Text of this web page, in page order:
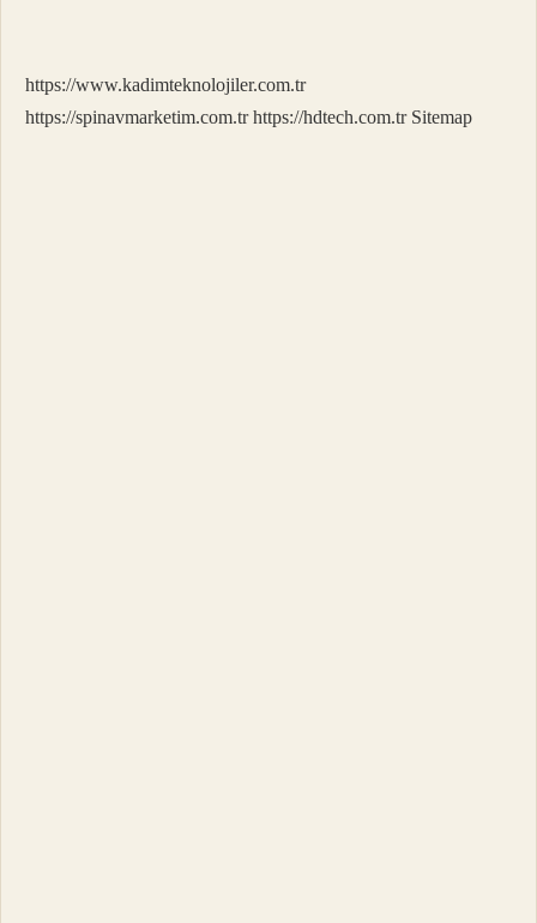
https://www.kadimteknolojiler.com.tr
https://spinavmarketim.com.tr https://hdtech.com.tr Sitemap